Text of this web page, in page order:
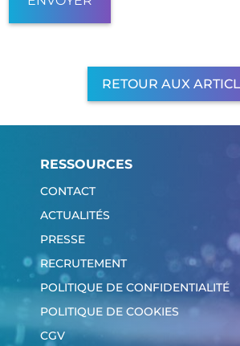
RETOUR AUX
RESSOURCES
CONTACT
ACTUALITÉS
PRESSE
RECRUTEMENT
POLITIQUE DE CONFIDENTIALITÉ
POLITIQUE DE COOKIES
CGV